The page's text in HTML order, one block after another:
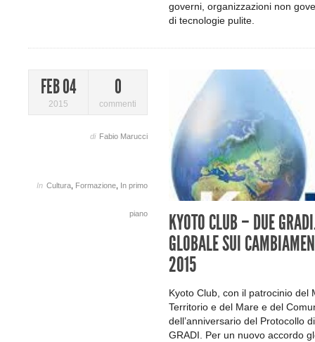
governi, organizzazioni non
di tecnologie pulite.
FEB 04
2015
0
commenti
di Fabio Marucci
In Cultura Formazione In primo
piano
KYOTO CLUB – DUE
GLOBALE SUI
2015
Kyoto Club, con il patrocinio del
Territorio e del Mare e del
dell’anniversario del Protocollo
GRADI. Per un nuovo accordo